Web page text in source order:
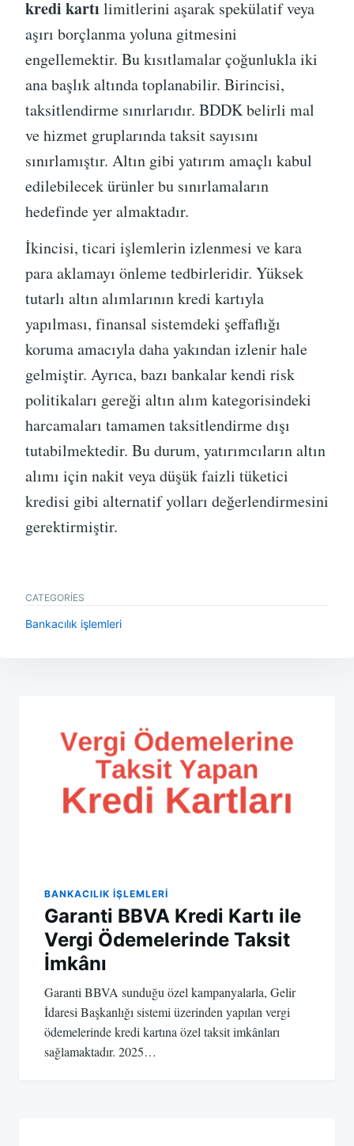
kredi kartı limitlerini aşarak spekülatif veya
aşırı borçlanma yoluna gitmesini
engellemektir. Bu kısıtlamalar çoğunlukla iki
ana başlık altında toplanabilir. Birincisi,
taksitlendirme sınırlarıdır. BDDK belirli mal
ve hizmet gruplarında taksit sayısını
sınırlamıştır. Altın gibi yatırım amaçlı kabul
edilebilecek ürünler bu sınırlamaların
hedefinde yer almaktadır.
İkincisi, ticari işlemlerin izlenmesi ve kara
para aklamayı önleme tedbirleridir. Yüksek
tutarlı altın alımlarının kredi kartıyla
yapılması, finansal sistemdeki şeffaflığı
koruma amacıyla daha yakından izlenir hale
gelmiştir. Ayrıca, bazı bankalar kendi risk
politikaları gereği altın alım kategorisindeki
harcamaları tamamen taksitlendirme dışı
tutabilmektedir. Bu durum, yatırımcıların altın
alımı için nakit veya düşük faizli tüketici
kredisi gibi alternatif yolları değerlendirmesini
gerektirmiştir.
CATEGORIES
Bankacılık işlemleri
BANKACILIK IŞLEMLERI
Garanti BBVA Kredi Kartı ile
Vergi Ödemelerinde Taksit
İmkânı
Garanti BBVA sunduğu özel kampanyalarla, Gelir
İdaresi Başkanlığı sistemi üzerinden yapılan vergi
ödemelerinde kredi kartına özel taksit imkânları
sağlamaktadır. 2025…